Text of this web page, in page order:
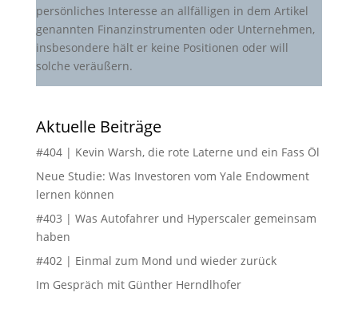
persönliches Interesse an allfälligen in dem Artikel
genannten Finanzinstrumenten oder Unternehmen,
insbesondere hält er keine Positionen oder will
solche veräußern.
Aktuelle Beiträge
#404 | Kevin Warsh, die rote Laterne und ein Fass Öl
Neue Studie: Was Investoren vom Yale Endowment
lernen können
#403 | Was Autofahrer und Hyperscaler gemeinsam
haben
#402 | Einmal zum Mond und wieder zurück
Im Gespräch mit Günther Herndlhofer